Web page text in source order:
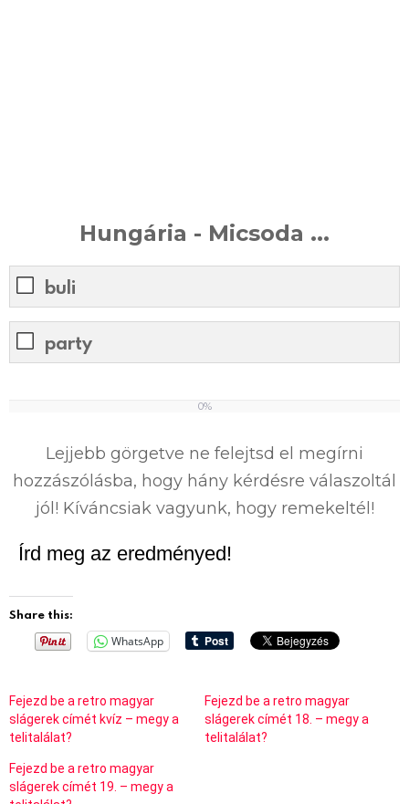
Hungária - Micsoda ...
buli
party
0%
Lejjebb görgetve ne felejtsd el megírni
hozzászólásba, hogy hány kérdésre válaszoltál
jól! Kíváncsiak vagyunk, hogy remekeltél!
Írd meg az eredményed!
Share this:
WhatsApp
Fejezd be a retro magyar
slágerek címét kvíz – megy a
telitalálat?
Fejezd be a retro magyar
slágerek címét 18. – megy a
telitalálat?
Fejezd be a retro magyar
slágerek címét 19. – megy a